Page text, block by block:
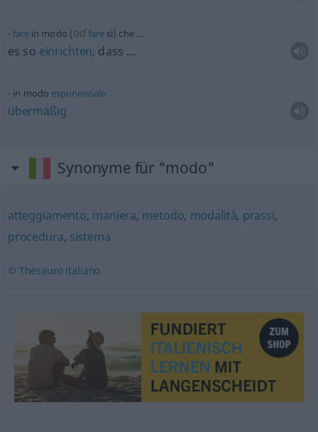
farein modo (odfaresì) che …
es so einrichten, dass …
in modo esponenziale
übermäßig
Synonyme für "modo"
atteggiamento, maniera, metodo, modalità, prassi,
procedura, sistema
© Thesauro italiano